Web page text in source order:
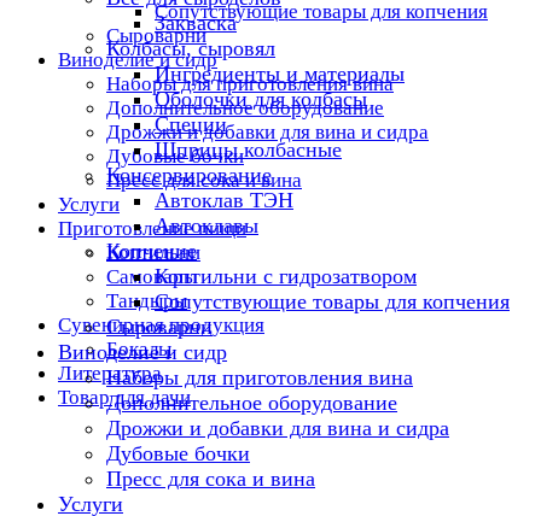
Сопутствующие товары для копчения
Сыроварни
Виноделие и сидр
Наборы для приготовления вина
Дополнительное оборудование
Дрожжи и добавки для вина и сидра
Дубовые бочки
Пресс для сока и вина
Услуги
Приготовление пищи
Коптильни
Самовары
Тандыры
Сувенирная продукция
Бокалы
Литература
Товар для дачи
Закваска
Колбасы, сыровял
Ингредиенты и материалы
Оболочки для колбасы
Специи
Шприцы колбасные
Консервирование
Автоклав ТЭН
Автоклавы
Копчение
Коптильни с гидрозатвором
Сопутствующие товары для копчения
Сыроварни
Виноделие и сидр
Наборы для приготовления вина
Дополнительное оборудование
Дрожжи и добавки для вина и сидра
Дубовые бочки
Пресс для сока и вина
Услуги